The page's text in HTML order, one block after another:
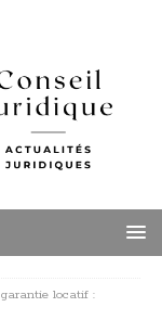
locatif :